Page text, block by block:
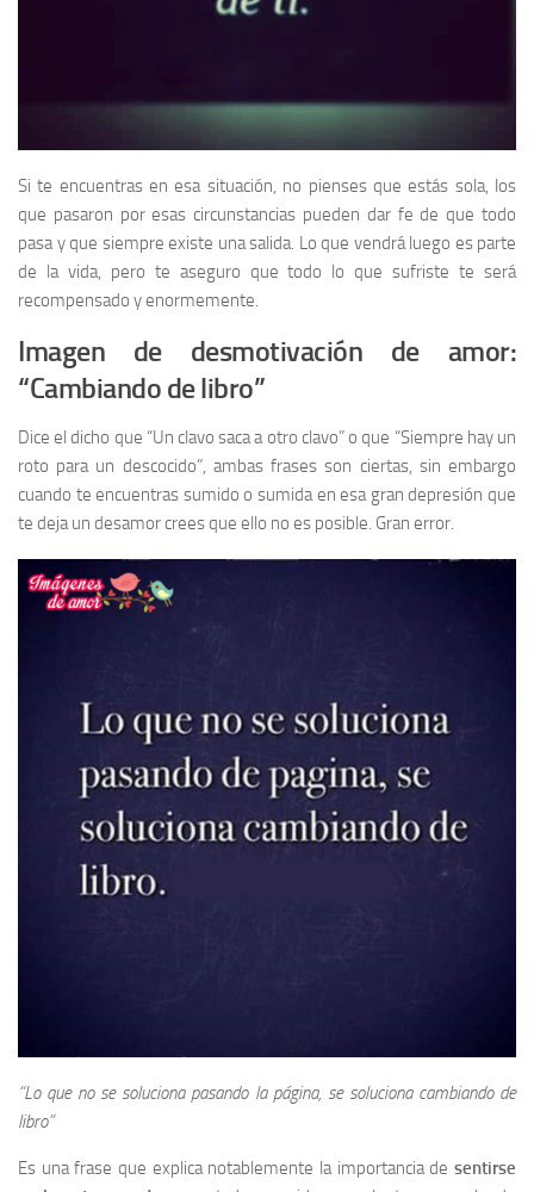
Si te encuentras en esa situación, no pienses que estás sola, los
que pasaron por esas circunstancias pueden dar fe de que todo
pasa y que siempre existe una salida. Lo que vendrá luego es parte
de la vida, pero te aseguro que todo lo que sufriste te será
recompensado y enormemente.
Imagen de desmotivación de amor:
“Cambiando de libro”
Dice el dicho que “Un clavo saca a otro clavo” o que “Siempre hay un
roto para un descocido”, ambas frases son ciertas, sin embargo
cuando te encuentras sumido o sumida en esa gran depresión que
te deja un desamor crees que ello no es posible. Gran error.
“Lo que no se soluciona pasando la página, se soluciona cambiando de
libro”
Es una frase que explica notablemente la importancia de sentirse